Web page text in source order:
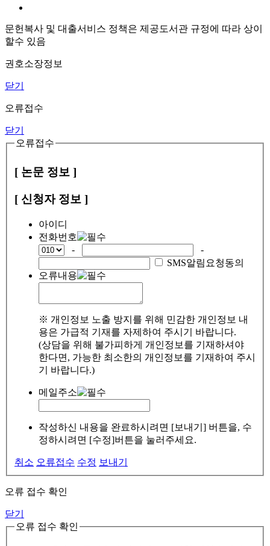
문헌복사 및 대출서비스 정책은 제공도서관 규정에 따라 상이
할수 있음
권호소장정보
닫기
오류접수
닫기
오류접수
[ 논문 정보 ]
[ 신청자 정보 ]
아이디
전화번호
-
-
SMS알림요청동의
오류내용
※ 개인정보 노출 방지를 위해 민감한 개인정보 내
용은 가급적 기재를 자제하여 주시기 바랍니다.
(상담을 위해 불가피하게 개인정보를 기재하셔야
한다면, 가능한 최소한의 개인정보를 기재하여 주시
기 바랍니다.)
메일주소
작성하신 내용을 완료하시려면 [보내기] 버튼을, 수
정하시려면 [수정]버튼을 눌러주세요.
취소 오류접수 수정 보내기
오류 접수 확인
닫기
오류 접수 확인